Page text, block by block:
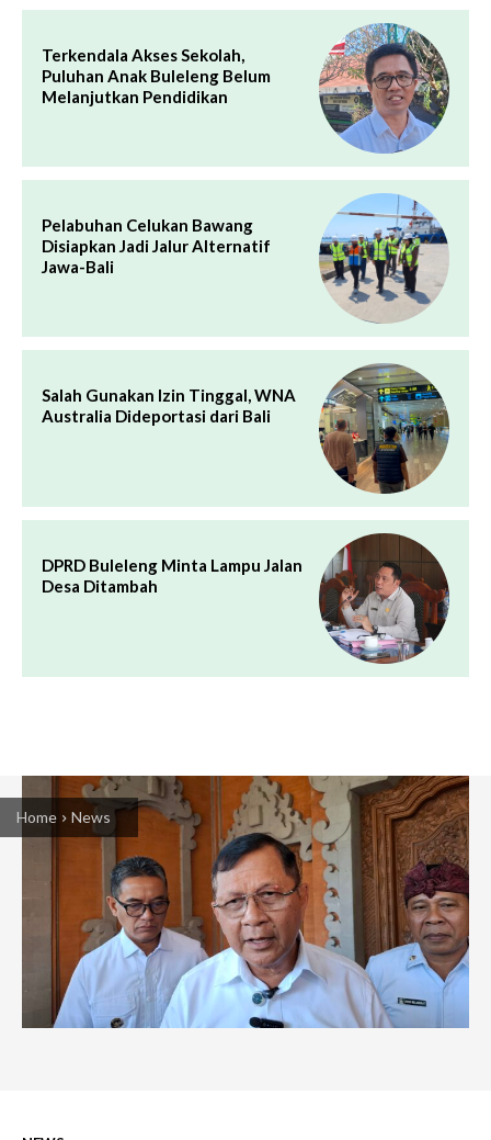
Terkendala Akses Sekolah,
Puluhan Anak Buleleng Belum
Melanjutkan Pendidikan
Pelabuhan Celukan Bawang
Disiapkan Jadi Jalur Alternatif
Jawa-Bali
Salah Gunakan Izin Tinggal, WNA
Australia Dideportasi dari Bali
DPRD Buleleng Minta Lampu Jalan
Desa Ditambah